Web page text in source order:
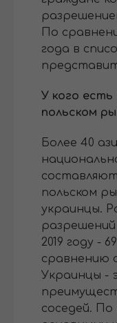
По
года в
У кого
польском
Более 40
польском
украинцы.
2019 году -
сравнению
Украинцы -
соседей.